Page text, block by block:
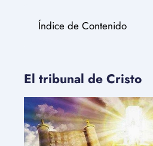
Índice de Contenido
El tribunal de Cristo